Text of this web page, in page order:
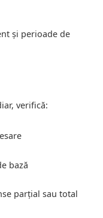
și perioade de
verifică:
bază
parțial sau total